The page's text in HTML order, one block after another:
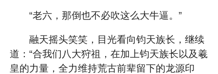
“老六，那倒也不必吹这么大牛逼。”
融天摇头笑笑，目光看向钧天族长，继续
道：“合我们八大狩祖，在加上钧天族长以及羲
皇的力量，全力维持荒古前辈留下的龙源印